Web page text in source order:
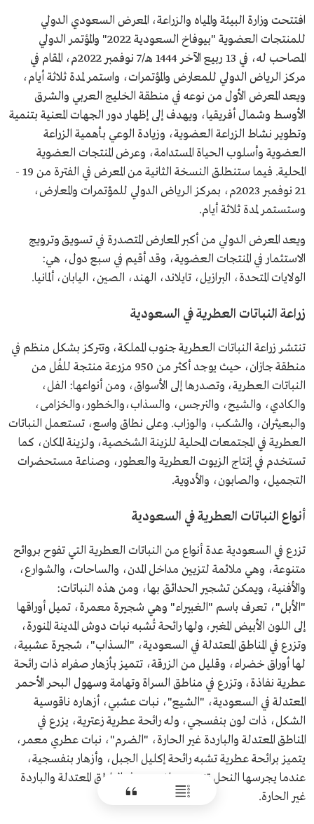
افتتحت وزارة البيئة والمياه والزراعة، المعرض السعودي الدولي
للمنتجات العضوية "بيوفاخ السعودية 2022" والمؤتمر الدولي
المصاحب له، في 13 ربيع الآخر 1444 هـ/7 نوفمبر 2022م، المقام في
مركز الرياض الدولي للمعارض والمؤتمرات، واستمر لمدة ثلاثة أيام،
ويعد المعرض الأول من نوعه في منطقة الخليج العربي والشرق
الأوسط وشمال أفريقيا، ويهدف إلى إظهار دور الجهات المعنية بتنمية
وتطوير نشاط الزراعة العضوية، وزيادة الوعي بأهمية الزراعة
العضوية وأسلوب الحياة المستدامة، وعرض المنتجات العضوية
المحلية. فيما ستنطلق النسخة الثانية من المعرض في الفترة من 19 -
21 نوفمبر 2023م، بمركز الرياض الدولي للمؤتمرات والمعارض،
وستستمر لمدة ثلاثة أيام.
ويعد المعرض الدولي من أكبر المعارض المتصدرة في تسويق وترويج
الاستثمار في المنتجات العضوية، وقد أقيم في سبع دول، هي:
الولايات المتحدة، البرازيل، تايلاند، الهند، الصين، اليابان، ألمانيا.
زراعة النباتات العطرية في السعودية
تنتشر زراعة النباتات العطرية جنوب المملكة، وتتركز بشكل منظم في
منطقة جازان، حيث يوجد أكثر من 950 مزرعة منتجة للفُل من
النباتات العطرية، وتصدرها إلى الأسواق، ومن أنواعها: الفل،
والكادي، والشيح، والنرجس، والسذاب،والخطور،والخزامى،
والبعيثران، والشكب، والوزاب. وعلى نطاق واسع، تستعمل النباتات
العطرية في المجتمعات المحلية للزينة الشخصية، ولزينة المكان، كما
تستخدم في إنتاج الزيوت العطرية والعطور، وصناعة مستحضرات
التجميل، والصابون، والأدوية.
أنواع النباتات العطرية في السعودية
تزرع في السعودية عدة أنواع من النباتات العطرية التي تفوح بروائح
متنوعة، وهي ملائمة لتزيين مداخل المدن، والساحات، والشوارع،
والأفنية، ويمكن تشجير الحدائق بها، ومن هذه النباتات:
"الأبل"، تعرف باسم "الغبيراء" وهي شجيرة معمرة، تميل أوراقها
إلى اللون الأبيض المغبر، ولها رائحة تُشبه نبات دوش المدينة المنورة،
وتزرع في المناطق المعتدلة في السعودية، "السذاب"، شجيرة عشبية،
لها أوراق خضراء، وقليل من الزرقة، تتميز بأزهار صفراء ذات رائحة
عطرية نفاذة، وتزرع في مناطق السراة وتهامة وسهول البحر الأحمر
المعتدلة في السعودية، "الشيع"، نبات عشبي، أزهاره ناقوسية
الشكل، ذات لون بنفسجي، وله رائحة عطرية زعترية، يزرع في
المناطق المعتدلة والباردة غير الحارة، "الضرم"، نبات عطري معمر،
يتميز برائحة عطرية تشبه رائحة إكليل الجبل، وأزهار بنفسجية،
عندما يجرسها النحل تنتج عسلا، يزرع في المناطق المعتدلة والباردة
غير الحارة.